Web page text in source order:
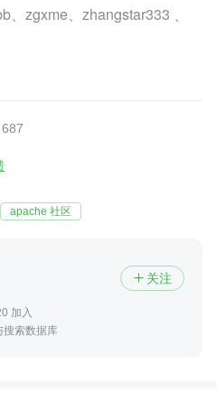
zgxme、zhangstar333 、
apache 社区
 关注
加入
搜索数据库